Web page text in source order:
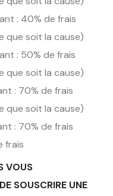
: 40% de frais
que soit la cause)
: 50% de frais
que soit la cause)
: 70% de frais
que soit la cause)
: 70% de frais
frais
VOUS
SOUSCRIRE UNE